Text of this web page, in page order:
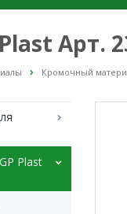
Арт.
Кромочный
Plast